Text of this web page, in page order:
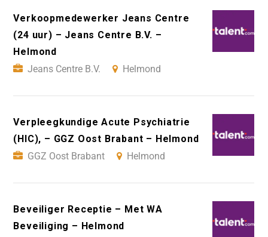
Verkoopmedewerker Jeans Centre
(24 uur) – Jeans Centre B.V. –
Helmond
Jeans Centre B.V.
Helmond
Verpleegkundige Acute Psychiatrie
(HIC), – GGZ Oost Brabant – Helmond
GGZ Oost Brabant
Helmond
Beveiliger Receptie – Met WA
Beveiliging – Helmond